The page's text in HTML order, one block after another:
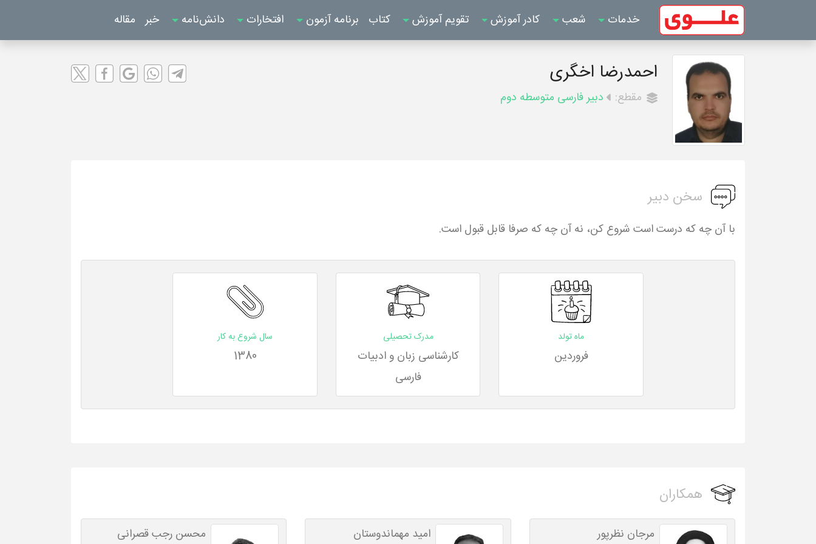
خدمات شعب کادر آموزش تقویم آموزش کتاب برنامه آزمون افتخارات دانش‌نامه خبر مقاله
احمدرضا اخگری
مقطع: دبیر فارسی متوسطه دوم
سخن دبیر
با آن چه که درست است شروع کن، نه آن چه که صرفا قابل قبول است.
ماه تولد
فروردین
مدرک تحصیلی
کارشناسی زبان و ادبیات
فارسی
سال شروع به کار
1380
همکاران
مرجان نظرپور امید مهماندوستان محسن رجب قصرانی